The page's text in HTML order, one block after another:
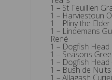
1 – St Feuillien
1 – Harviestoun
1 – Pliny the Elder
1 – Lindemans
René
1 – Dogfish
1 – Seasons
1 – Dogfish Head
1 – Bush de Nuits
1 – Allagash